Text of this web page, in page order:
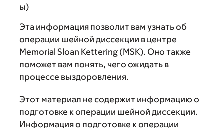
ы)
Эта информация позволит вам узнать об
операции шейной диссекции в центре
Memorial Sloan Kettering (MSK). Оно также
поможет вам понять, чего ожидать в
процессе выздоровления.
Этот материал не содержит информацию о
подготовке к операции шейной диссекции.
Информация о подготовке к операции